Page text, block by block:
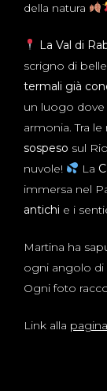
della natura
La Val di
scrigno di
termali già
un luogo dove
armonia. Tra
sospeso sul
nuvole!
La
immersa nel
antichi e i
Martina ha
ogni angolo
Ogni foto
Link alla pagina